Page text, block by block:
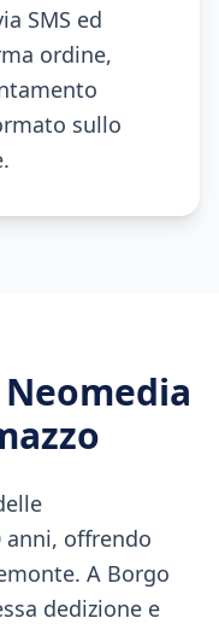
SMS ed
ordine,
sullo
offrendo
A Borgo
dedizione e